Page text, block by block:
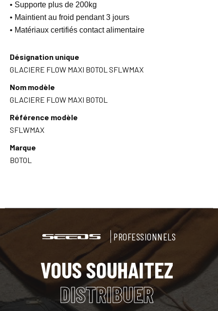
• Supporte plus de 200kg
• Maintient au froid pendant 3 jours
• Matériaux certifiés contact alimentaire
Désignation unique
GLACIERE FLOW MAXI BOTOL SFLWMAX
Nom modèle
GLACIERE FLOW MAXI BOTOL
Référence modèle
SFLWMAX
Marque
BOTOL
PROFESSIONNELS
VOUS SOUHAITEZ
DISTRIBUER